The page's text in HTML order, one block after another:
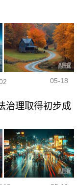
05-18
治理取得初步成